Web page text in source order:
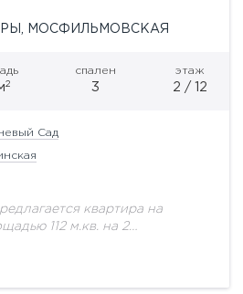
МОСФИЛЬМОВСКАЯ
2
спален
3
этаж
2 / 12
Сад
квартира на
112 м.кв. на 2
высотой от 8 до 12 этажей и...